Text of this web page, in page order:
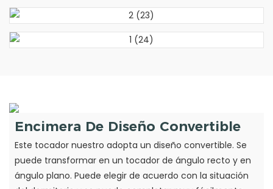
Encimera De Diseño Convertible
Este tocador nuestro adopta un diseño convertible. Se
puede transformar en un tocador de ángulo recto y en
ángulo plano. Puede elegir de acuerdo con la situación